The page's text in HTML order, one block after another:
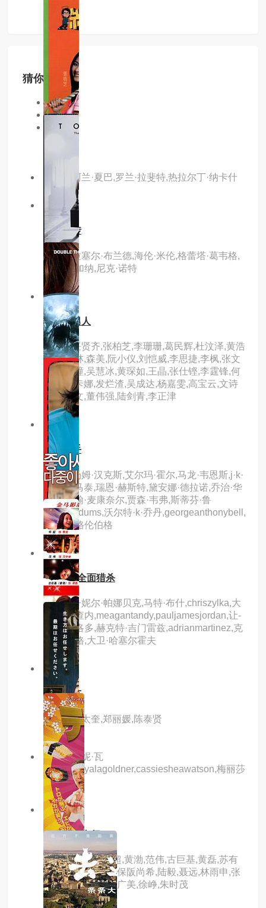
猜你喜欢
同类型
同地区
同年份
主演：阿兰·夏巴,罗兰·拉斐特,热拉尔丁·纳卡什
2.0分 hd
阿舍正传
主演：拉塞尔·布兰德,海伦·米伦,格蕾塔·葛韦格,
詹妮弗·加纳,尼克·诺特
7.0分 hd
绝种好男人
主演：任贤齐,张柏芝,李珊珊,葛民辉,杜汶泽,黄浩
然,王天林,森美,阮小仪,刘恺威,李思捷,李枫,张文
慈,黄泆潼,吴慧冰,黄琛如,王晶,张仕铿,李霆锋,何
肇晃,黄卡娜,发烂渣,吴成达,杨嘉雯,高宝云,文诗
琪,叶景文,董伟强,陆剑青,李正津
3.0分 hd
师奶杀手
主演：汤姆·汉克斯,艾尔玛·霍尔,马龙·韦恩斯,j·k·
西蒙斯,马泰,瑞恩·赫斯特,黛安娜·德拉诺,乔治·华
莱士,约翰·麦康奈尔,贾森·韦弗,斯蒂芬·鲁
特,lyneodums,沃尔特·k·乔丹,georgeanthonybell,
格雷戈·格伦伯格
9.0分 hd
食人鱼2全面猎杀
主演：丹妮尔·帕娜贝克,马特·布什,chriszylka,大
卫·科恩查内,meagantandy,pauljamesjordan,让-
卢克·比洛多,赫克特·吉门雷兹,adrianmartinez,克
鲁·古拉格,大卫·哈塞尔霍夫
7.0分 hd
双面女友
主演：奉太奎,郑丽媛,陈泰贤
主演：珍妮·瓦
德,dianeayalagoldner,cassiesheawatson,梅丽莎
·里德
9.0分 hd
爱情左灯右行
主演：林嘉欣,邓超,黄渤,范伟,古巨基,黄磊,苏有
朋,佟大为,黄晓明,保阪尚希,陆毅,聂远,林雨申,张
峻宁,白冰,丛珊,孟广美,徐峥,朱时茂